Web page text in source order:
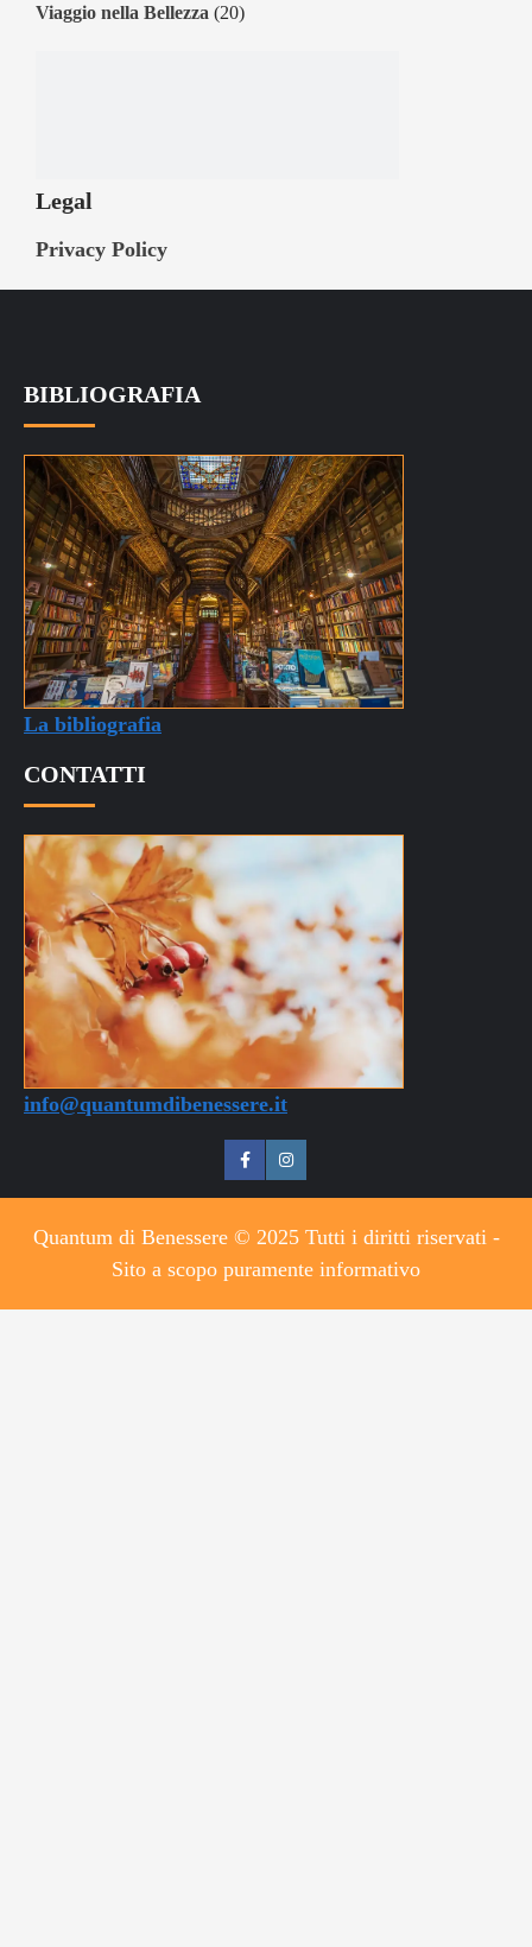
Viaggio nella Bellezza (20)
Legal
Privacy Policy
BIBLIOGRAFIA
La bibliografia
CONTATTI
info@quantumdibenessere.it
Quantum di Benessere © 2025 Tutti i diritti riservati -
Sito a scopo puramente informativo